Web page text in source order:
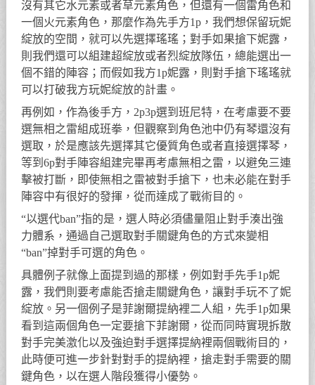
沒有其它水元素或者草元素角色，但還有一個雷角色和
一個火元素角色，那麼作為先手方1p，我們想保留玩妮
綻放的空間，就可以先選擇瑤瑤；對手如果搶下妮露，
則我們還可以組建超綻放或者烈綻放隊伍，總能選出一
個不錯的陣容；而假如我方1p妮露，則對手搶下瑤瑤就
可以打破我方玩妮綻放的計畫。
再例如，作為後手方，2p3p選到班尼特，在考慮要不要
選無相之雷組成班拳，但觀察到角色池中仍有琴還沒有
選取，於是應該先選擇其它優質角色或者直接選擇琴，
等到6p對手陣容組建完畢再考慮無相之雷，以避免三連
擊被打斷，即使無相之雷被對手搶下，也未必能在對手
陣容中有很好的發揮，從而達成了戰術目的。
“以選代ban”指的是，選人時必須儘量阻止對手湊出強
力體系，通過自己選取對手關鍵角色的方式來變相
“ban”掉對手可選的角色。
具體例子就像上面提到過的那樣，例如對手先手1p妮
露，我們則要考慮能否搶走關鍵角色，讓對手玩不了妮
綻放。另一個例子是菲謝爾提納裡二人組，先手1p如果
看到這兩個角色一定要搶下菲謝爾，從而同時實現拆散
對手完美激化以及強迫對手選擇提納裡兩個戰術目的，
此時便可進一步針對對手的提納裡，搶走對手需要的關
鍵角色，以在選人階段獲得小優勢。